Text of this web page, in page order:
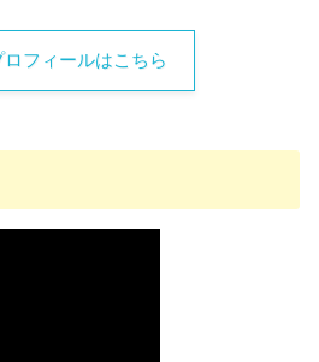
フィールはこちら